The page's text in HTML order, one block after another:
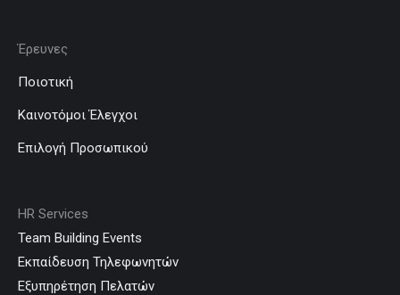
Έρευνες
Ποιοτική
Καινοτόμοι Έλεγχοι
Επιλογή Προσωπικού
HR Services
Team Building Events
Εκπαίδευση Τηλεφωνητών
Εξυπηρέτηση Πελατών